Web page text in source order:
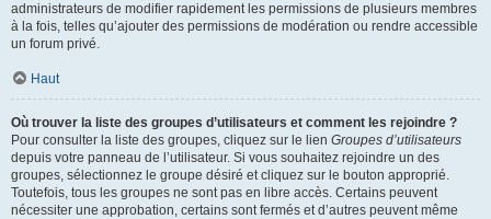
administrateurs de modifier rapidement les permissions de plusieurs membres
à la fois, telles qu’ajouter des permissions de modération ou rendre accessible
un forum privé.
Haut
Où trouver la liste des groupes d’utilisateurs et comment les rejoindre ?
Pour consulter la liste des groupes, cliquez sur le lien Groupes d’utilisateurs
depuis votre panneau de l’utilisateur. Si vous souhaitez rejoindre un des
groupes, sélectionnez le groupe désiré et cliquez sur le bouton approprié.
Toutefois, tous les groupes ne sont pas en libre accès. Certains peuvent
nécessiter une approbation, certains sont fermés et d’autres peuvent même